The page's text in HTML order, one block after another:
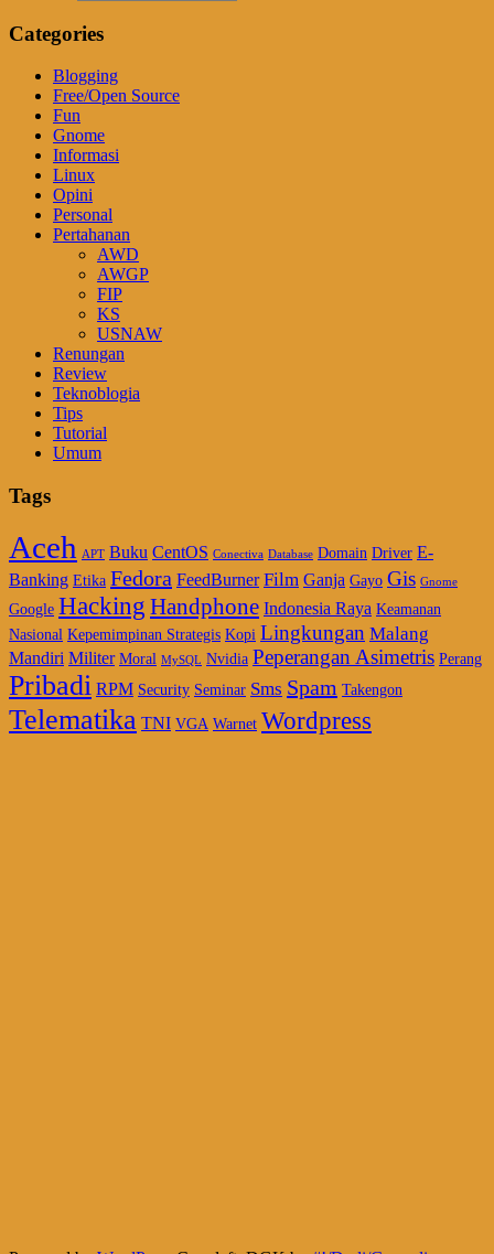
Categories
Blogging
Free/Open Source
Fun
Gnome
Informasi
Linux
Opini
Personal
Pertahanan
AWD
AWGP
FIP
KS
USNAW
Renungan
Review
Teknoblogia
Tips
Tutorial
Umum
Tags
Aceh APT Buku CentOS Conectiva Database Domain Driver E-
Banking Etika Fedora FeedBurner Film Ganja Gayo Gis Gnome
Google Hacking Handphone Indonesia Raya Keamanan
Nasional Kepemimpinan Strategis Kopi Lingkungan Malang
Mandiri Militer Moral MySQL Nvidia Peperangan Asimetris Perang
Pribadi RPM Security Seminar Sms Spam Takengon
Telematika TNI VGA Warnet Wordpress